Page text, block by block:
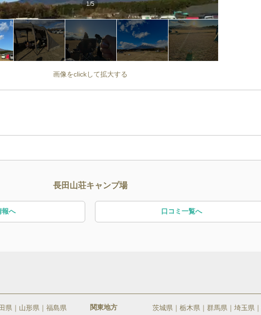
1/5
画像をclickして拡大する
長田山荘キャンプ場
報へ 口コミ一覧へ
県 山形県 福島県 関東地方 茨城県 栃木県 群馬県 埼玉県